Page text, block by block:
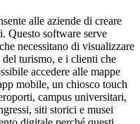
alle aziende di creare
Questo software serve
necessitano di visualizzare
turismo, e i clienti che
accedere alle mappe
mobile, un chiosco touch
campus universitari,
siti storici e musei